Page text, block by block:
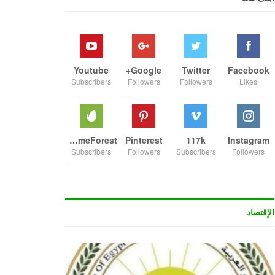
Facebook
Likes
Twitter
Followers
Google+
Followers
Youtube
Subscribers
Instagram
Followers
117k
Subscribers
Pinterest
Followers
ThemeForest
Subscribers
الإقتصاد